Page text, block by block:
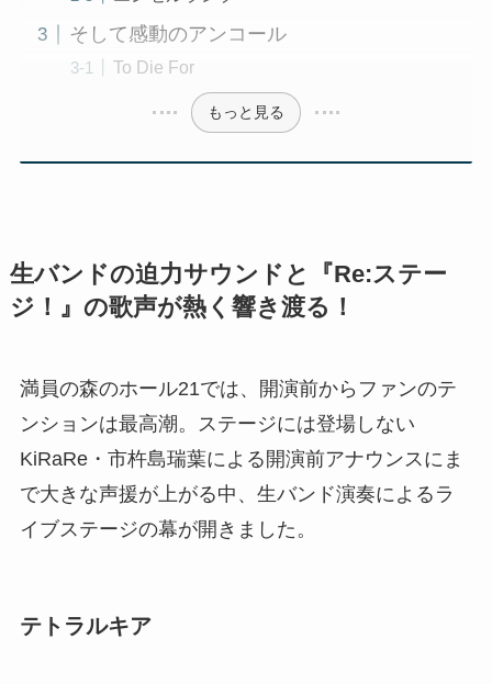
そして感動のアンコール
To Die For
もっと見る
生バンドの迫力サウンドと『Re:ステー
ジ！』の歌声が熱く響き渡る！
満員の森のホール21では、開演前からファンのテ
ンションは最高潮。ステージには登場しない
KiRaRe・市杵島瑞葉による開演前アナウンスにま
で大きな声援が上がる中、生バンド演奏によるラ
イブステージの幕が開きました。
テトラルキア